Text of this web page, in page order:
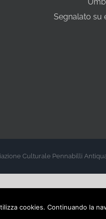
Segnalato su
Culturale Pennabilli
cookies. Continuando la